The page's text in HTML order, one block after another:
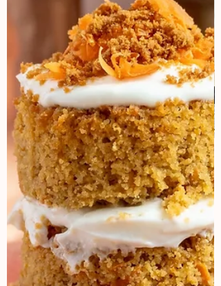
Aprende a hacer contenido
viral
¿Cual es la sensación del momento?
¡Los vídeos! Aquí vas a aprender como
lograr que tus vídeos tengo miles de
views.